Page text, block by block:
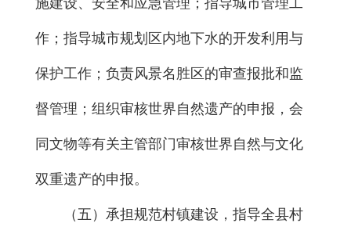
施建设、安全和应急管理；指导城市管理工
作；指导城市规划区内地下水的开发利用与
保护工作；负责风景名胜区的审查报批和监
督管理；组织审核世界自然遗产的申报，会
同文物等有关主管部门审核世界自然与文化
双重遗产的申报。
（五）承担规范村镇建设，指导全县村